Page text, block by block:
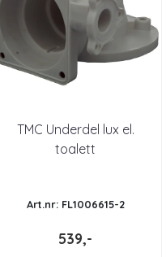
TMC Underdel lux el.
toalett
Art.nr: FL1006615-2
539,-